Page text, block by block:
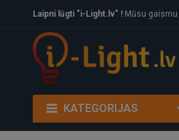
Laipni lūgti "i-Light.lv" ! Mūsu gaismu
KATEGORIJAS